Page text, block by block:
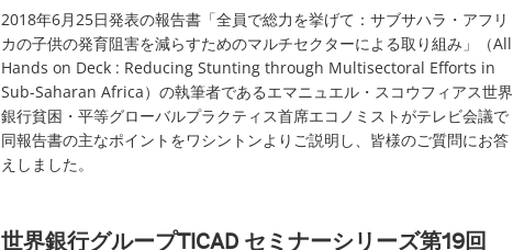
2018年6月25日発表の報告書「全員で総力を挙げて：サブサハラ・アフリ
カの子供の発育阻害を減らすためのマルチセクターによる取り組み」（All
Hands on Deck : Reducing Stunting through Multisectoral Efforts in
Sub-Saharan Africa）の執筆者であるエマニュエル・スコウフィアス世界
銀行貧困・平等グローバルプラクティス首席エコノミストがテレビ会議で
同報告書の主なポイントをワシントンよりご説明し、皆様のご質問にお答
えしました。
世界銀行グループTICAD セミナーシリーズ第19回